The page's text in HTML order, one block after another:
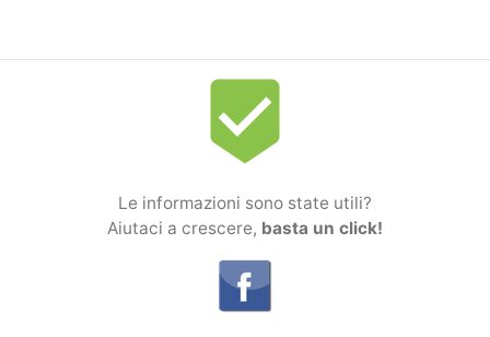
beenhere
Le informazioni sono state utili?
Aiutaci a crescere, basta un click!